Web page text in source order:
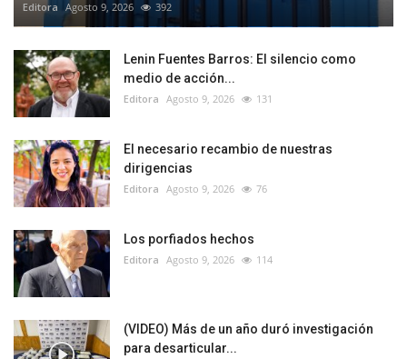
Editora Agosto 9, 2026 392
Lenin Fuentes Barros: El silencio como
medio de acción...
Editora Agosto 9, 2026 131
El necesario recambio de nuestras
dirigencias
Editora Agosto 9, 2026 76
Los porfiados hechos
Editora Agosto 9, 2026 114
(VIDEO) Más de un año duró investigación
para desarticular...